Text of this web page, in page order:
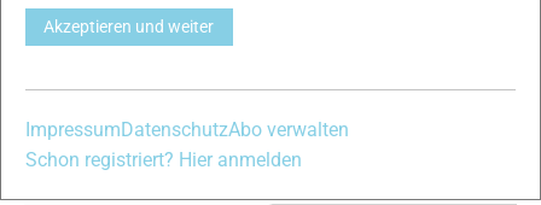
Ski Business
XC-Ski Redaktion- 11. Januar 2024
Johannes Thingnes Bø aus Norwegen hat sich für den Wechsel zu
der innovative Stockmarke entschieden …
Akzeptieren und weiter
ImpressumDatenschutzAbo verwalten
Schon registriert? Hier anmelden